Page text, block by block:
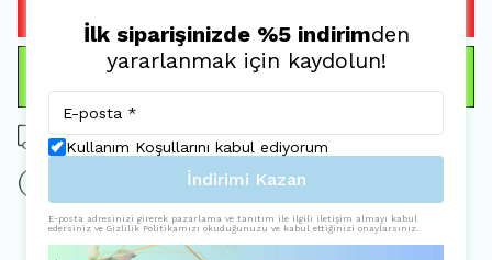
WHATSAPP
Tüm siparişlerde ücretsiz kargo
15 gün içinde iade değişim
Ürün Açıklaması
İlk siparişinizde %5 indirimden
yararlanmak için kaydolun!
Kullanım Koşullarını kabul ediyorum
İndirimi Kazan
E-posta adresinizi girerek pazarlama ve tanıtım ile ilgili iletişim almayı kabul
edersiniz ve Gizlilik Politikamızı okuduğunuzu ve kabul ettiğinizi onaylarsınız.